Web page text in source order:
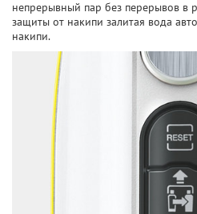
непрерывный пар без перерывов в
защиты от накипи залитая вода
накипи.